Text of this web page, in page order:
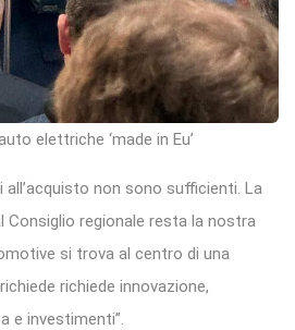
elettriche ‘made in Eu’
all’acquisto non sono sufficienti. La
Consiglio regionale resta la nostra
si trova al centro di una
richiede innovazione,
e investimenti”.